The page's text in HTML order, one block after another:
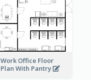
Work Office Floor
Plan With Pantry